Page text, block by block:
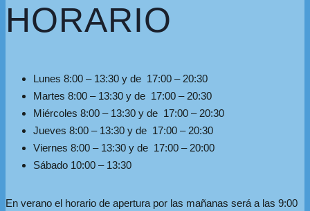
HORARIO
Lunes 8:00 – 13:30 y de 17:00 – 20:30
Martes 8:00 – 13:30 y de 17:00 – 20:30
Miércoles 8:00 – 13:30 y de 17:00 – 20:30
Jueves 8:00 – 13:30 y de 17:00 – 20:30
Viernes 8:00 – 13:30 y de 17:00 – 20:00
Sábado 10:00 – 13:30
En verano el horario de apertura por las mañanas será a las 9:00